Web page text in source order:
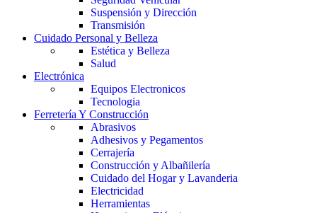
Suspensión y Dirección
Transmisión
Cuidado Personal y Belleza
Estética y Belleza
Salud
Electrónica
Equipos Electronicos
Tecnologia
Ferretería Y Construcción
Abrasivos
Adhesivos y Pegamentos
Cerrajería
Construcción y Albañilería
Cuidado del Hogar y Lavanderia
Electricidad
Herramientas